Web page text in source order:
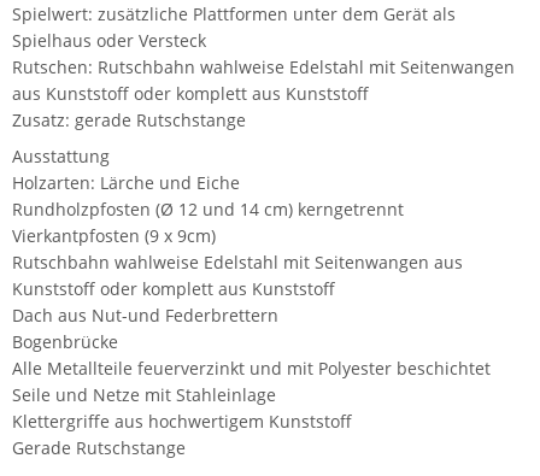
Spielwert: zusätzliche Plattformen unter dem Gerät als
Spielhaus oder Versteck
Rutschen: Rutschbahn wahlweise Edelstahl mit Seitenwangen
aus Kunststoff oder komplett aus Kunststoff
Zusatz: gerade Rutschstange
Ausstattung
Holzarten: Lärche und Eiche
Rundholzpfosten (Ø 12 und 14 cm) kerngetrennt
Vierkantpfosten (9 x 9cm)
Rutschbahn wahlweise Edelstahl mit Seitenwangen aus
Kunststoff oder komplett aus Kunststoff
Dach aus Nut-und Federbrettern
Bogenbrücke
Alle Metallteile feuerverzinkt und mit Polyester beschichtet
Seile und Netze mit Stahleinlage
Klettergriffe aus hochwertigem Kunststoff
Gerade Rutschstange